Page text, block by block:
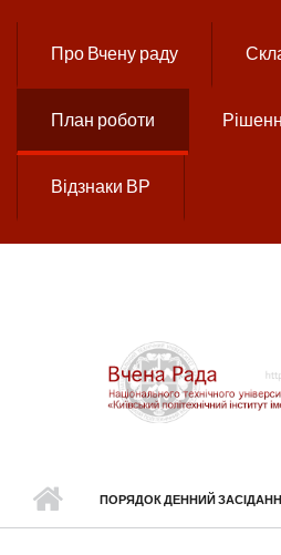
Про Вчену раду
План роботи
Відзнаки ВР
ГОЛОВНЕ МЕНЮ
ПОРЯДОК ДЕННИЙ